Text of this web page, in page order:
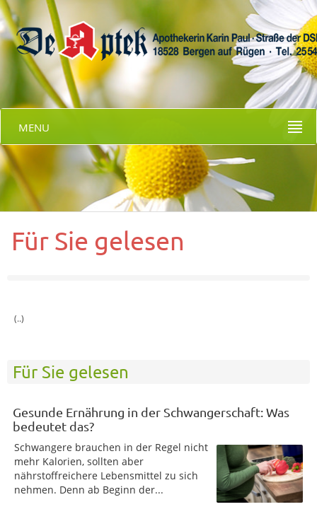
MENU
Für Sie gelesen
(..)
Für Sie gelesen
Gesunde Ernährung in der Schwangerschaft: Was
bedeutet das?
Schwangere brauchen in der Regel nicht
mehr Kalorien, sollten aber
nährstoffreichere Lebensmittel zu sich
nehmen. Denn ab Beginn der...